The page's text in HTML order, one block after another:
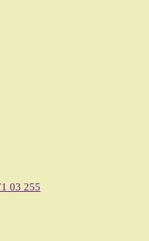
03 255